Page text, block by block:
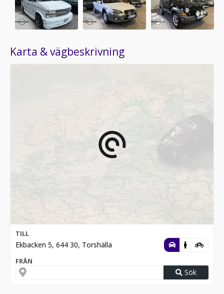
Karta & vägbeskrivning
TILL
Ekbacken 5, 644 30, Torshälla
FRÅN
Sök